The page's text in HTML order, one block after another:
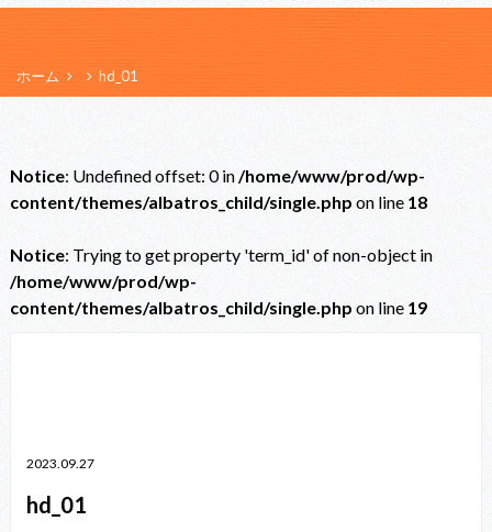
ホーム hd_01
Notice: Undefined offset: 0 in/home/www/prod/wp-
content/themes/albatros_child/single.php on line 18
Notice: Trying to get property 'term_id' of non-object in
/home/www/prod/wp-
content/themes/albatros_child/single.php on line 19
2023.09.27
hd_01